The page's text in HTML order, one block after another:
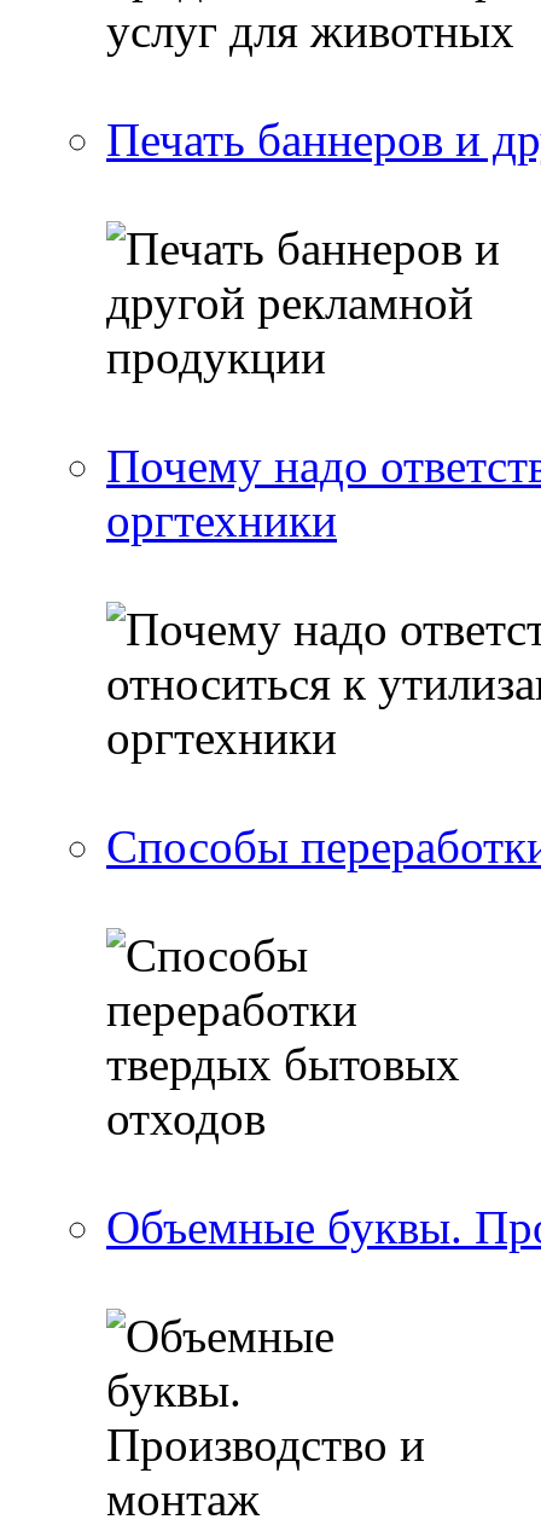
Печать баннеров и
Почему надо
оргтехники
Способы
Объемные буквы.